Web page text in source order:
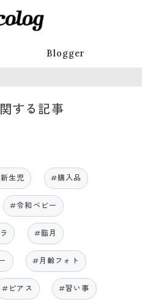
Blogger
する記事
生児 #購入品
#令和ベビー
#臨月
#月齢フォト
#ピアス #習い事